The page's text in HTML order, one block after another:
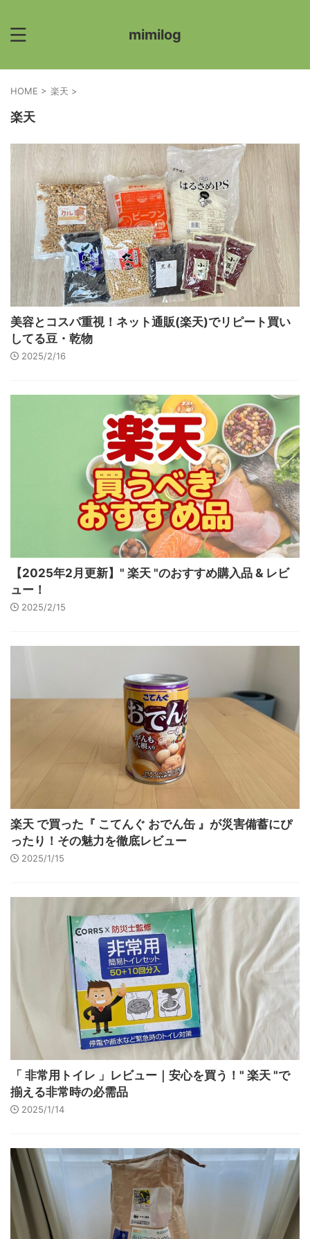
mimilog
HOME > 楽天 >
楽天
美容とコスパ重視！ネット通販(楽天)でリピート買い
してる豆・乾物
2025/2/16
【2025年2月更新】" 楽天 "のおすすめ購入品 & レビ
ュー！
2025/2/15
楽天 で買った『 こてんぐ おでん缶 』が災害備蓄にぴ
ったり！その魅力を徹底レビュー
2025/1/15
「 非常用トイレ 」レビュー｜安心を買う！" 楽天 "で
揃える非常時の必需品
2025/1/14